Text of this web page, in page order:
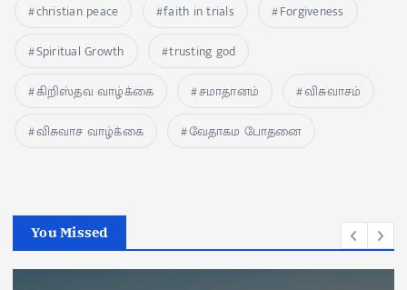
christian peace
faith in trials
Forgiveness
Spiritual Growth
trusting god
கிறிஸ்தவ வாழ்க்கை
சமாதானம்
விசுவாசம்
விசுவாச வாழ்க்கை
வேதாகம போதனை
You Missed